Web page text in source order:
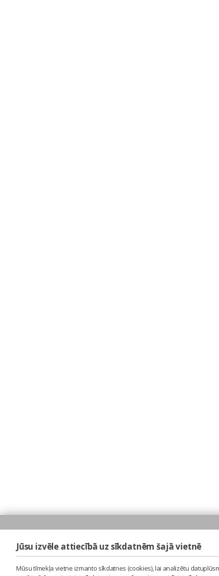
Jūsu izvēle attiecībā uz sīkdatnēm šajā vietnē
Mūsu tīmekļa vietne izmanto sīkdatnes (cookies), lai analizētu